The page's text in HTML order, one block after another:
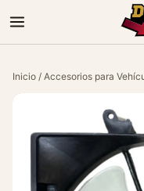
Inicio / Accesorios para